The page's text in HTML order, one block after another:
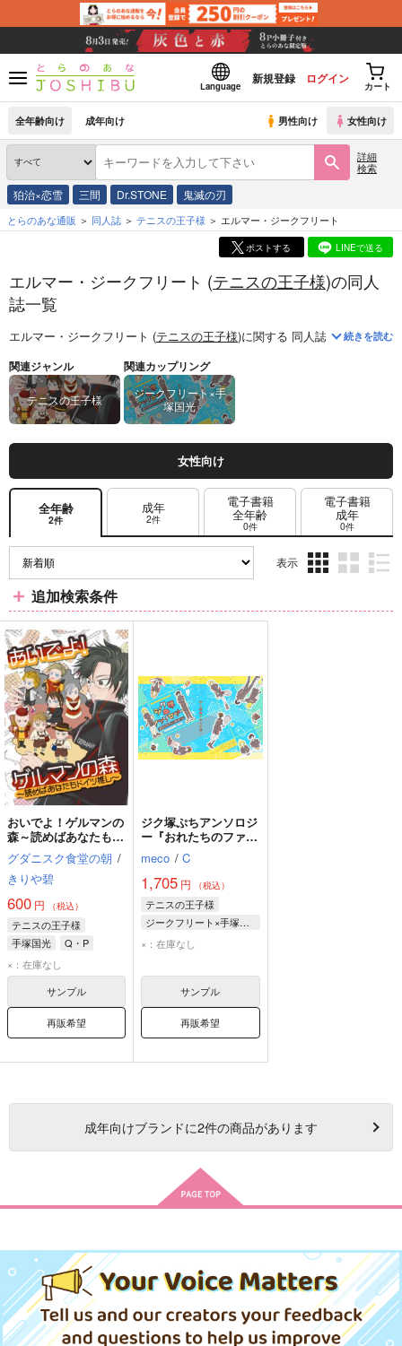
Language
新規登録 ログイン
カート
全年齢向け 成年向け 男性向け 女性向け
詳細
検索
狛治×恋雪 三間 Dr.STONE 鬼滅の刃
とらのあな通販 同人誌 テニスの王子様 エルマー・ジークフリート
ポストする LINEで送る
エルマー・ジークフリート (テニスの王子様)の同人
誌一覧
エルマー・ジークフリート (テニスの王子様)に関する 同人誌 は、2件お取
続きを読む
関連ジャンル
テニスの王子様
関連カップリング
ジークフリート×手
塚国光
女性向け
全年齢
2件
成年
2件
電子書籍
全年齢
0件
電子書籍
成年
0件
表示
ム
ム
ム
追加検索条件
おいでよ！ゲルマンの
森～読めばあなたもド
イツ推し～
グダニスク食堂の朝 /
きりや碧
600 円 （税込）
テニスの王子様
手塚国光
Q・P
×：在庫なし
サンプル
再販希望
ジク塚ぷちアンソロジ
ー『おれたちのファー
ストゲーム』
meco / C
1,705 円 （税込）
テニスの王子様
ジークフリート×手塚国光
×：在庫なし
サンプル
再販希望
成年向けブランドに2件の商品があります